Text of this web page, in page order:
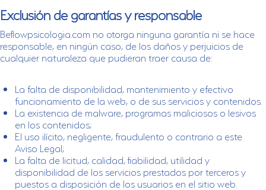
Exclusión de garantías y responsable
Beflowpsicologia.com no otorga ninguna garantía ni se hace
responsable, en ningún caso, de los daños y perjuicios de
cualquier naturaleza que pudieran traer causa de:
La falta de disponibilidad, mantenimiento y efectivo
funcionamiento de la web, o de sus servicios y contenidos.
La existencia de malware, programas maliciosos o lesivos
en los contenidos;
El uso ilícito, negligente, fraudulento o contrario a este
Aviso Legal;
La falta de licitud, calidad, fiabilidad, utilidad y
disponibilidad de los servicios prestados por terceros y
puestos a disposición de los usuarios en el sitio web.